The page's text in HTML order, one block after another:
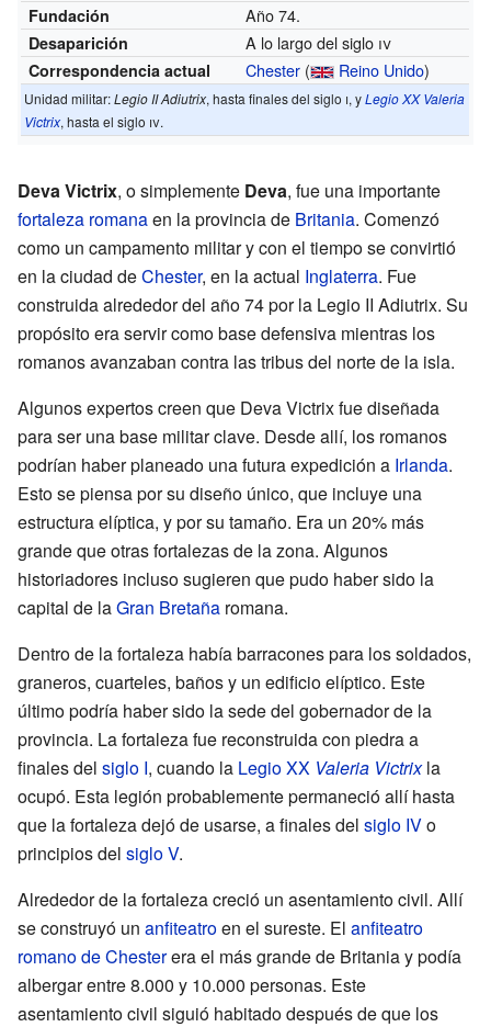
Fundación Año 74.
Desaparición A lo largo del siglo iv
Correspondencia actual Chester ( Reino Unido)
Unidad militar:Legio II Adiutrix, hasta finales del siglo i, yLegio XX Valeria
Victrix, hasta el siglo iv.
Deva Victrix, o simplemente Deva, fue una importante
fortaleza romanaen la provincia de Britania. Comenzó
como un campamento militar y con el tiempo se convirtió
en la ciudad deChester, en la actual Inglaterra. Fue
construida alrededor del año 74 por la Legio II Adiutrix. Su
propósito era servir como base defensiva mientras los
romanos avanzaban contra las tribus del norte de la isla.
Algunos expertos creen que Deva Victrix fue diseñada
para ser una base militar clave. Desde allí, los romanos
podrían haber planeado una futura expedición a Irlanda.
Esto se piensa por su diseño único, que incluye una
estructura elíptica, y por su tamaño. Era un 20% más
grande que otras fortalezas de la zona. Algunos
historiadores incluso sugieren que pudo haber sido la
capital de laGran Bretaña romana.
Dentro de la fortaleza había barracones para los soldados,
graneros, cuarteles, baños y un edificio elíptico. Este
último podría haber sido la sede del gobernador de la
provincia. La fortaleza fue reconstruida con piedra a
finales del siglo I, cuando la Legio XX Valeria Victrixla
ocupó. Esta legión probablemente permaneció allí hasta
que la fortaleza dejó de usarse, a finales del siglo IVo
principios del siglo V.
Alrededor de la fortaleza creció un asentamiento civil. Allí
se construyó un anfiteatroen el sureste. El anfiteatro
romano de Chesterera el más grande de Britania y podía
albergar entre 8.000 y 10.000 personas. Este
asentamiento civil siguió habitado después de que los